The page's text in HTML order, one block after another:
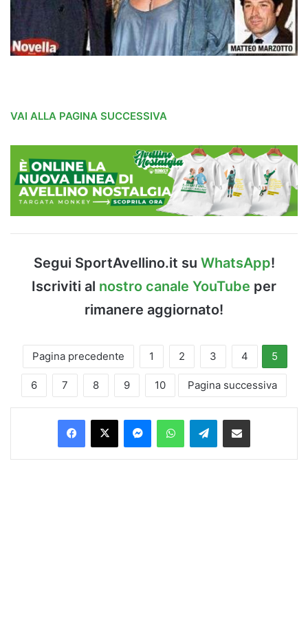
VAI ALLA PAGINA SUCCESSIVA
Segui SportAvellino.it su WhatsApp!
Iscriviti al nostro canale YouTube per
rimanere aggiornato!
Pagina precedente 1 2 3 4 5
6 7 8 9 10 Pagina successiva
Facebook
X MessengerWhatsAppTelegramCondividi via Email